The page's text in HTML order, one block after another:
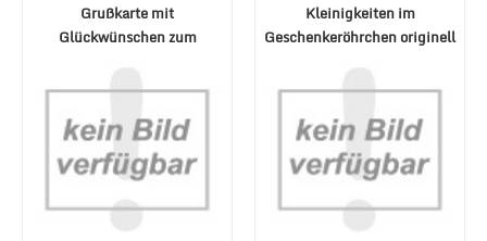
Grußkarte mit
Glückwünschen zum
verschiedene ...
Kleinigkeiten im
Geschenkeröhrchen originell